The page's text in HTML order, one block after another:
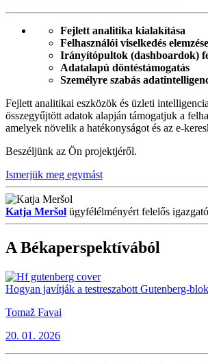
Fejlett analitika kialakítása
Felhasználói viselkedés elemzése
Irányítópultok (dashboardok)
Adatalapú döntéstámogatás
Személyre szabás
Fejlett analitikai eszközök és üzleti
összegyűjtött adatok alapján támogatjuk a
amelyek növelik a hatékonyságot és az e-
Beszéljünk az Ön projektjéről.
Ismerjük meg egymást
Katja Meršol ügyfélélményért felelős igazgató
A Békaperspektívából
Hogyan javítják a testreszabott Gutenberg-
Tomaž Favai
20. 01. 2026